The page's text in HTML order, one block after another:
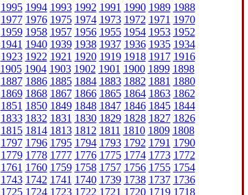
1995 1994 1993 1992 1991 1990 1989 1988
1977 1976 1975 1974 1973 1972 1971 1970
1959 1958 1957 1956 1955 1954 1953 1952
1941 1940 1939 1938 1937 1936 1935 1934
1923 1922 1921 1920 1919 1918 1917 1916
1905 1904 1903 1902 1901 1900 1899 1898
1887 1886 1885 1884 1883 1882 1881 1880
1869 1868 1867 1866 1865 1864 1863 1862
1851 1850 1849 1848 1847 1846 1845 1844
1833 1832 1831 1830 1829 1828 1827 1826
1815 1814 1813 1812 1811 1810 1809 1808
1797 1796 1795 1794 1793 1792 1791 1790
1779 1778 1777 1776 1775 1774 1773 1772
1761 1760 1759 1758 1757 1756 1755 1754
1743 1742 1741 1740 1739 1738 1737 1736
1725 1724 1723 1722 1721 1720 1719 1718